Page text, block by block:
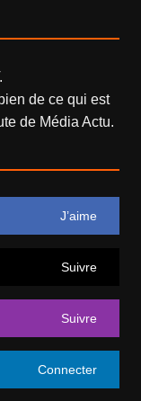
de ce qui est
de Média Actu.
J’aime
Suivre
Suivre
Connecter